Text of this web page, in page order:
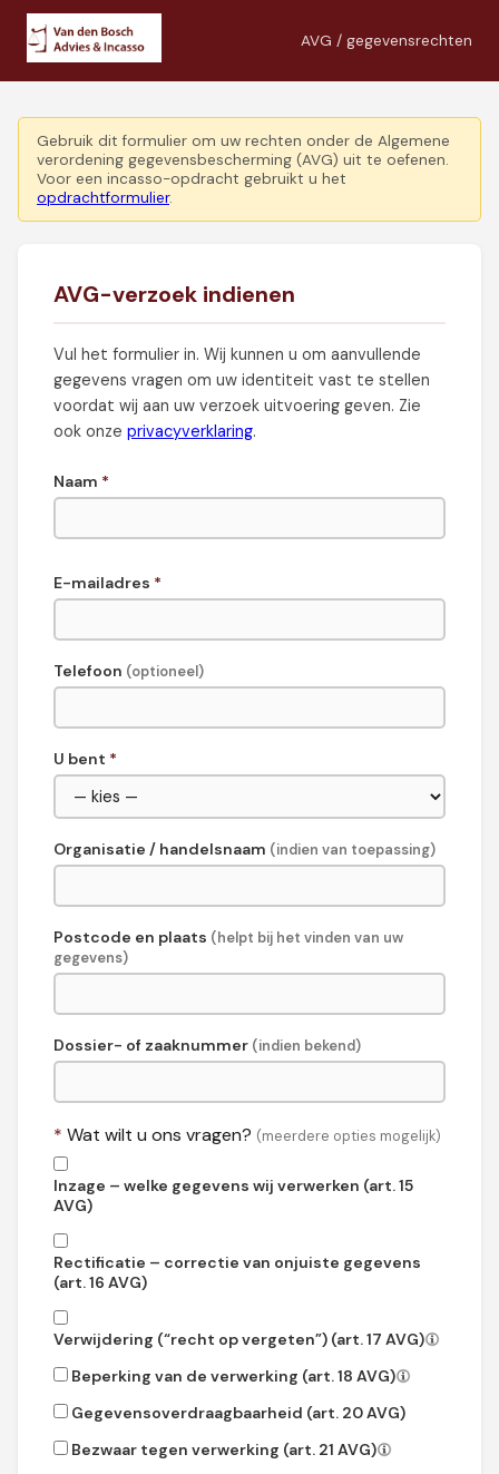
AVG / gegevensrechten
Gebruik dit formulier om uw rechten onder de Algemene
verordening gegevensbescherming (AVG) uit te oefenen.
Voor een incasso-opdracht gebruikt u het
opdrachtformulier.
AVG-verzoek indienen
Vul het formulier in. Wij kunnen u om aanvullende
gegevens vragen om uw identiteit vast te stellen
voordat wij aan uw verzoek uitvoering geven. Zie
ook onze privacyverklaring.
Naam *
E-mailadres *
Telefoon (optioneel)
U bent *
Organisatie / handelsnaam (indien van toepassing)
Postcode en plaats (helpt bij het vinden van uw
gegevens)
Dossier- of zaaknummer (indien bekend)
* Wat wilt u ons vragen? (meerdere opties mogelijk)
Inzage – welke gegevens wij verwerken (art. 15
AVG)
Rectificatie – correctie van onjuiste gegevens
(art. 16 AVG)
Verwijdering (“recht op vergeten”) (art. 17 AVG)
Beperking van de verwerking (art. 18 AVG)
Gegevensoverdraagbaarheid (art. 20 AVG)
Bezwaar tegen verwerking (art. 21 AVG)